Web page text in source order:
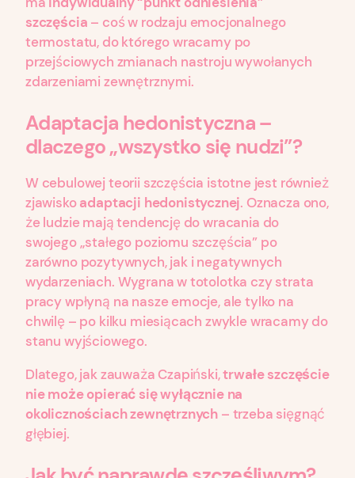
szczęścia – coś w rodzaju emocjonalnego
termostatu, do którego wracamy po
przejściowych zmianach nastroju wywołanych
zdarzeniami zewnętrznymi.
Adaptacja hedonistyczna –
dlaczego „wszystko się nudzi”?
W cebulowej teorii szczęścia istotne jest również
zjawiskoadaptacji hedonistycznej. Oznacza ono,
że ludzie mają tendencję do wracania do
swojego „stałego poziomu szczęścia” po
zarówno pozytywnych, jak i negatywnych
wydarzeniach. Wygrana w totolotka czy strata
pracy wpłyną na nasze emocje, ale tylko na
chwilę – po kilku miesiącach zwykle wracamy do
stanu wyjściowego.
Dlatego, jak zauważa Czapiński,trwałe szczęście
nie może opierać się wyłącznie na
okolicznościach zewnętrznych – trzeba sięgnąć
głębiej.